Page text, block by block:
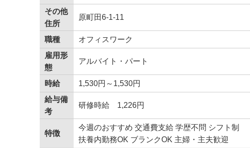
その他
住所
原町田6-1-11
職種
オフィスワーク
雇用形
態
アルバイト・パート
時給
1,530円～1,530円
給与備
考
研修時給 1,226円
特徴
今週のおすすめ 交通費支給 学歴不問 シフト制
扶養内勤務OK ブランクOK 主婦・主夫歓迎